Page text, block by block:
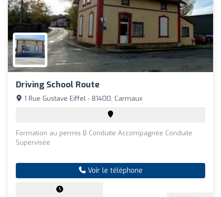
Driving School Route
1 Rue Gustave Eiffel - 81400, Carmaux
Formation au permis B Conduite Accompagnée Conduite
Supervisée
Voir le téléphone